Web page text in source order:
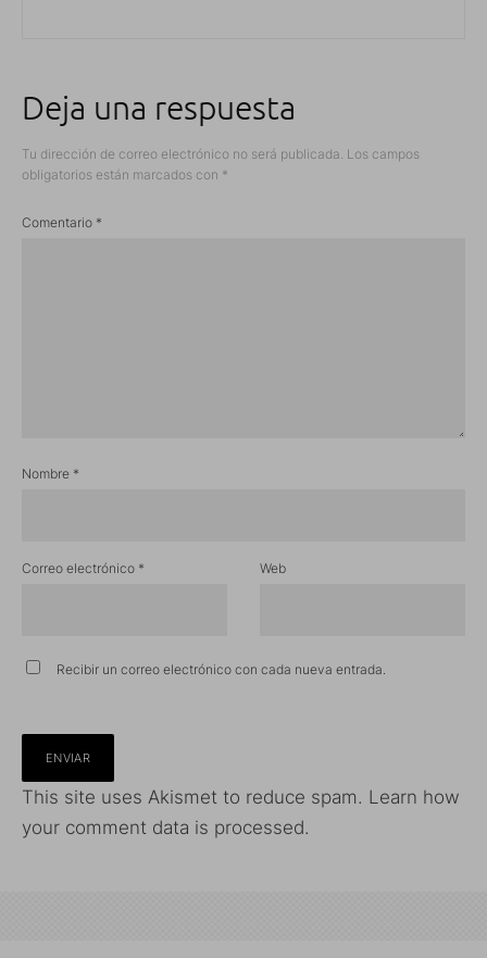
Deja una respuesta
Tu dirección de correo electrónico no será publicada. Los campos
obligatorios están marcados con *
Comentario *
Nombre *
Correo electrónico * Web
Recibir un correo electrónico con cada nueva entrada.
This site uses Akismet to reduce spam. Learn how
your comment data is processed.